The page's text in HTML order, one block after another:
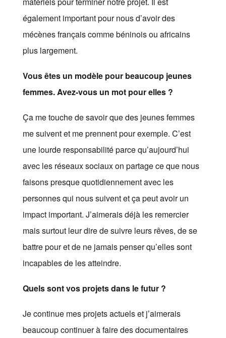
également important pour nous d’avoir des
mécènes français comme béninois ou africains
plus largement.
Vous êtes un modèle pour beaucoup jeunes
femmes. Avez-vous un mot pour elles ?
Ça me touche de savoir que des jeunes femmes
me suivent et me prennent pour exemple. C’est
une lourde responsabilité parce qu’aujourd’hui
avec les réseaux sociaux on partage ce que nous
faisons presque quotidiennement avec les
personnes qui nous suivent et ça peut avoir un
impact important. J’aimerais déjà les remercier
mais surtout leur dire de suivre leurs rêves, de se
battre pour et de ne jamais penser qu’elles sont
incapables de les atteindre.
Quels sont vos projets dans le futur ?
Je continue mes projets actuels et j’aimerais
beaucoup continuer à faire des documentaires